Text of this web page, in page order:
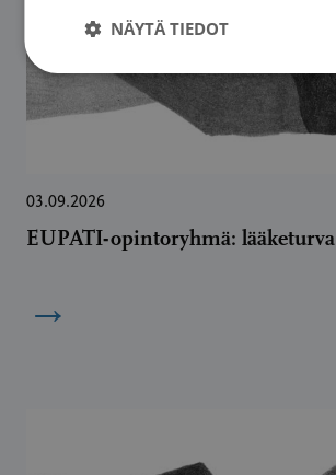
03.09.2026
EUPATI-opintoryhmä: lääketurva
→
NÄYTÄ TIEDOT